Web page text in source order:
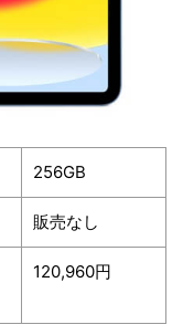
256GB
販売なし
120,960円